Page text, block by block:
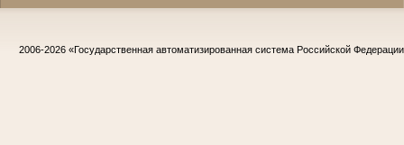
2006-2026 «Государственная автоматизированная система Российской